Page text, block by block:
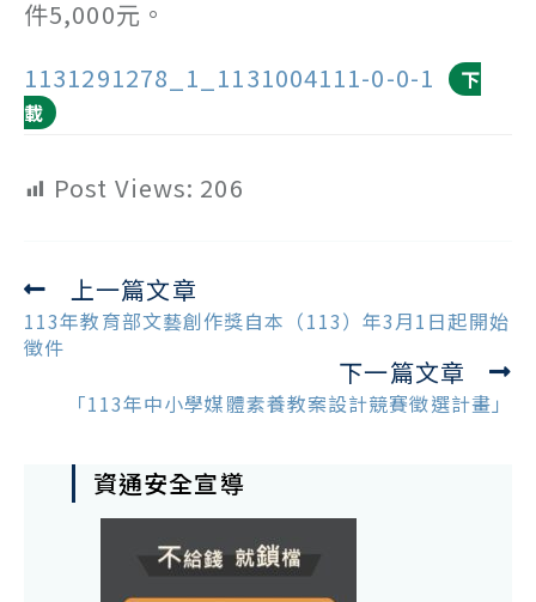
件5,000元。
1131291278_1_1131004111-0-0-1
下
載
Post Views: 206
Read
more
articles
上一篇文章
113年教育部文藝創作獎自本（113）年3月1日起開始
徵件
下一篇文章
「113年中小學媒體素養教案設計競賽徵選計畫」
資通安全宣導